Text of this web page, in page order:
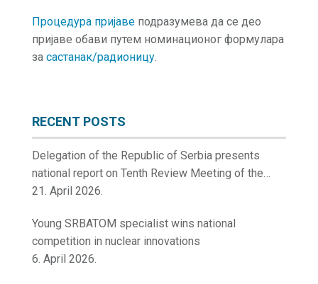
Процедура пријавеподразумева да се део
пријаве обави путем номинационог формулара
за састанак/радионицу.
RECENT POSTS
Delegation of the Republic of Serbia presents
national report on Tenth Review Meeting of the
Contracting Parties to the Convention on Nuclear
21. April 2026.
Young SRBATOM specialist wins national
competition in nuclear innovations
6. April 2026.